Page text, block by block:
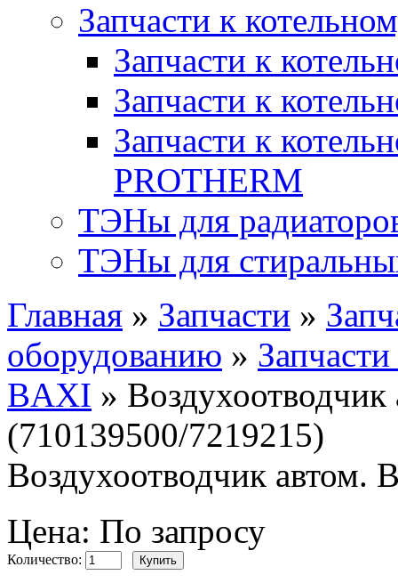
Запчасти к
Запчасти к
Запчасти к
Запчасти к
PROTHERM
ТЭНы для
ТЭНы для
Главная » Запчасти »
оборудованию »
BAXI »
(710139500/7219215)
Воздухоотводчик автом.
Цена: По запросу
Количество: